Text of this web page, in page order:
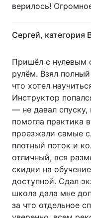
верилось!
Сергей, категория
Пришёл с нулевым
рулём. Взял
что хотел
Инструктор
— не давал спуску,
помогла
проезжали самые
плотный поток и
отличный, вся
скидки на
доступной. Сдал
школа дала мне
за что отдельное